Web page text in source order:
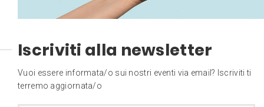
Iscriviti alla newsletter
Vuoi essere informata/o sui nostri eventi via email? Iscriviti ti
terremo aggiornata/o